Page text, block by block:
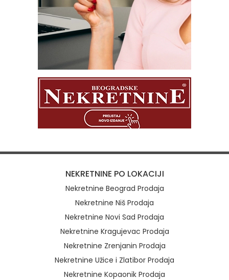
NEKRETNINE PO LOKACIJI
Nekretnine Beograd Prodaja
Nekretnine Niš Prodaja
Nekretnine Novi Sad Prodaja
Nekretnine Kragujevac Prodaja
Nekretnine Zrenjanin Prodaja
Nekretnine Užice i Zlatibor Prodaja
Nekretnine Kopaonik Prodaja